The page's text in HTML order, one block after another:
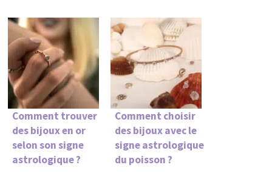
Comment trouver
des bijoux en or
selon son signe
astrologique ?
Comment choisir
des bijoux avec le
signe astrologique
du poisson ?